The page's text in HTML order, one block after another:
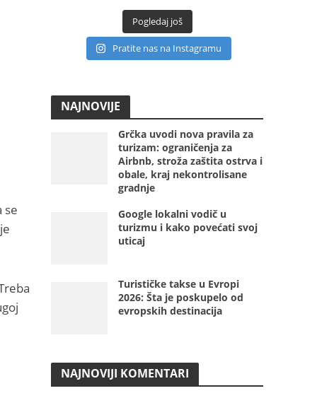
se
Pogledaj još
Pratite nas na Instagramu
NAJNOVIJE
Grčka uvodi nova pravila za
turizam: ograničenja za
Airbnb, stroža zaštita ostrva i
obale, kraj nekontrolisane
gradnje
Google lokalni vodič u
turizmu i kako povećati svoj
uticaj
Turističke takse u Evropi
2026: Šta je poskupelo od
evropskih destinacija
NAJNOVIJI KOMENTARI